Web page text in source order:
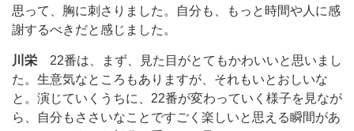
思って、胸に刺さりました。自分も、もっと時間や人に感
謝するべきだと感じました。
川栄 22番は、まず、見た目がとてもかわいいと思いまし
た。生意気なところもありますが、それもいとおしいな
と。演じていくうちに、22番が変わっていく様子を見なが
ら、自分もささいなことですごく楽しいと思える瞬間があ